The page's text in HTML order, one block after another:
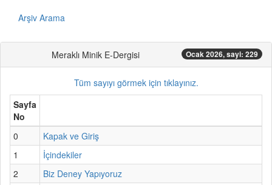
Arşiv Arama
Meraklı Minik E-Dergisi Ocak 2026, sayi: 229
Tüm sayıyı görmek için tıklayınız.
Sayfa
No
0
Kapak ve Giriş
1
İçindekiler
2
Biz Deney Yapıyoruz